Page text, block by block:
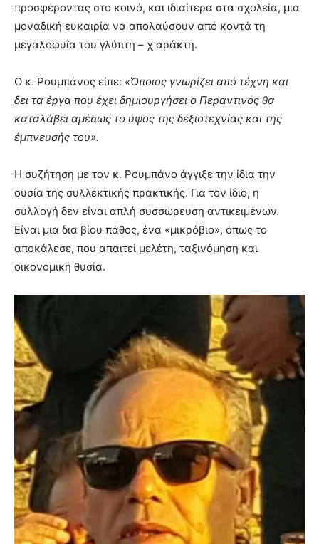
προσφέροντας στο κοινό, και ιδιαίτερα στα σχολεία, μια
μοναδική ευκαιρία να απολαύσουν από κοντά τη
μεγαλοφυΐα του γλύπτη – χ αράκτη.
Ο κ. Ρουμπάνος είπε: «Όποιος γνωρίζει από τέχνη και
δει τα έργα που έχει δημιουργήσει ο Περαντινός θα
καταλάβει αμέσως το ύψος της δεξιοτεχνίας και της
έμπνευσής του».
Η συζήτηση με τον κ. Ρουμπάνο άγγιξε την ίδια την
ουσία της συλλεκτικής πρακτικής. Για τον ίδιο, η
συλλογή δεν είναι απλή συσσώρευση αντικειμένων.
Είναι μια δια βίου πάθος, ένα «μικρόβιο», όπως το
αποκάλεσε, που απαιτεί μελέτη, ταξινόμηση και
οικονομική θυσία.